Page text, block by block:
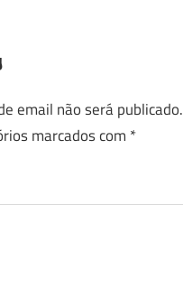
email não será publicado.
marcados com *